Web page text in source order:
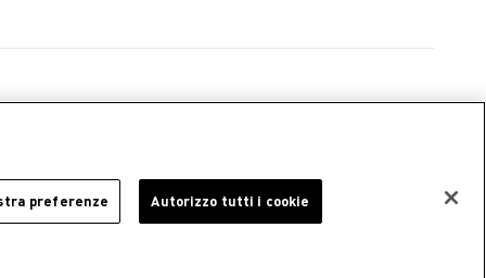
Cookie Policy Informativa Privacy
preferenze Autorizzo tutti i cookie